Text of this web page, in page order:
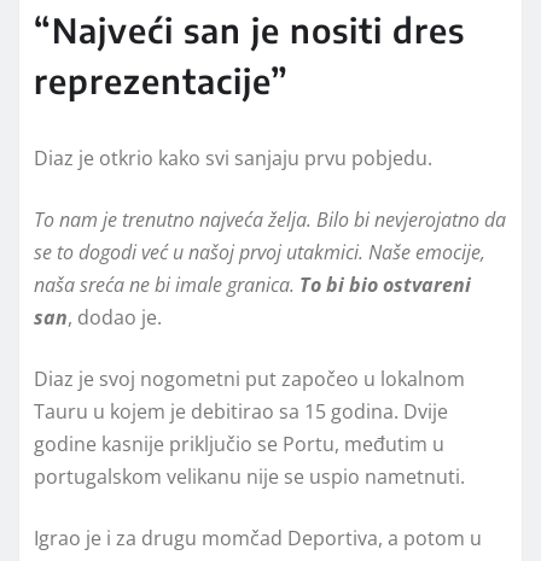
“Najveći san je nositi dres
reprezentacije”
Diaz je otkrio kako svi sanjaju prvu pobjedu.
To nam je trenutno najveća želja. Bilo bi nevjerojatno da
se to dogodi već u našoj prvoj utakmici. Naše emocije,
naša sreća ne bi imale granica. To bi bio ostvareni
san, dodao je.
Diaz je svoj nogometni put započeo u lokalnom
Tauru u kojem je debitirao sa 15 godina. Dvije
godine kasnije priključio se Portu, međutim u
portugalskom velikanu nije se uspio nametnuti.
Igrao je i za drugu momčad Deportiva, a potom u